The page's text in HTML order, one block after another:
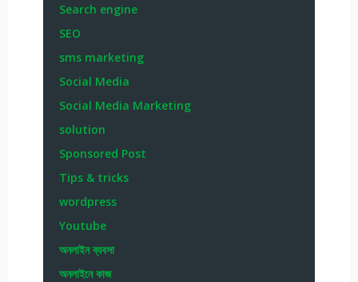
Search engine
SEO
sms marketing
Social Media
Social Media Marketing
solution
Sponsored Post
Tips & tricks
wordpress
Youtube
অনলাইন ব্যবসা
অনলাইনে কাজ